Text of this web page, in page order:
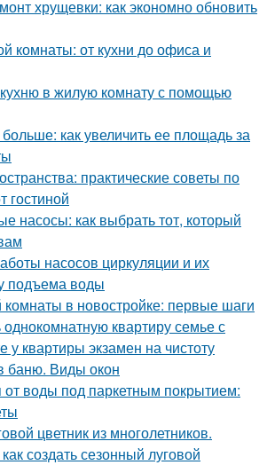
хрущевки: как экономно обновить
комнаты: от кухни до офиса и
в жилую комнату с помощью
как увеличить ее площадь за
практические советы по
гостиной
насосы: как выбрать тот, который
насосов циркуляции и их
подъема воды
в новостройке: первые шаги
однокомнатную квартиру семье с
у квартиры экзамен на чистоту
баню. Виды окон
от воды под паркетным покрытием:
цветник из многолетников.
создать сезонный луговой